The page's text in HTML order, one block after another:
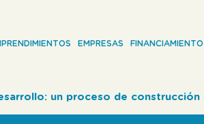
EMPRESAS FINANCIAMIENTO
un proceso de